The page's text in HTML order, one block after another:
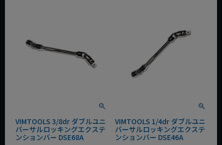
VIMTOOLS 3/8dr ダブルユニ
バーサルロッキングエクステ
ンションバー DSE68A
VIMTOOLS 1/4dr ダブルユニ
バーサルロッキングエクステ
ンションバー DSE46A